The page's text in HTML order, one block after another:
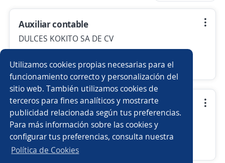
Utilizamos cookies propias necesarias para el
funcionamiento correcto y personalización del
sitio web. También utilizamos cookies de
terceros para fines analíticos y mostrarte
publicidad relacionada según tus preferencias.
Para más información sobre las cookies y
configurar tus preferencias, consulta nuestra
Política de Cookies
Auxiliar contable
DULCES KOKITO SA DE CV
Guadalajara, Jalisco
28 de julio
Chófer de reparto
DULCES KOKITO SA DE CV
Guadalajara, Jalisco
Más de 30 días